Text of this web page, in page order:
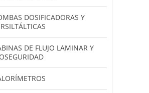
DOSIFICADORAS Y
DE FLUJO LAMINAR Y